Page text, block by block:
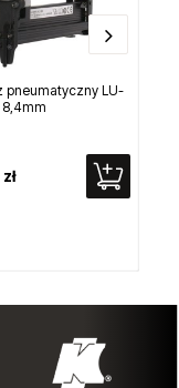
pneumatyczny LU-